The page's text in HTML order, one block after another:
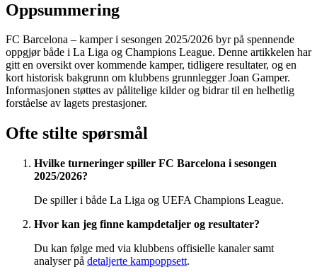
Oppsummering
FC Barcelona – kamper i sesongen 2025/2026 byr på spennende
oppgjør både i La Liga og Champions League. Denne artikkelen har
gitt en oversikt over kommende kamper, tidligere resultater, og en
kort historisk bakgrunn om klubbens grunnlegger Joan Gamper.
Informasjonen støttes av pålitelige kilder og bidrar til en helhetlig
forståelse av lagets prestasjoner.
Ofte stilte spørsmål
Hvilke turneringer spiller FC Barcelona i sesongen
2025/2026?
De spiller i både La Liga og UEFA Champions League.
Hvor kan jeg finne kampdetaljer og resultater?
Du kan følge med via klubbens offisielle kanaler samt
analyser på detaljerte kampoppsett.